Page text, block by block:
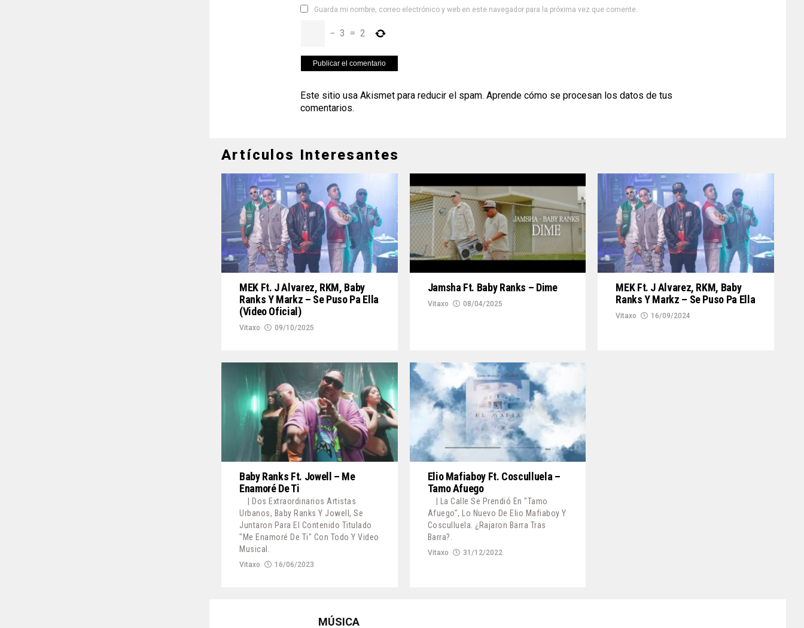
Guarda mi nombre, correo electrónico y web en este navegador para la próxima vez que comente.
− 3 = 2
Este sitio usa Akismet para reducir el spam. Aprende cómo se procesan los datos de tus
comentarios.
Artículos Interesantes
MEK Ft. J Alvarez, RKM, Baby
Ranks Y Markz – Se Puso Pa Ella
(Video Oficial)
Vitaxo 09/10/2025
Jamsha Ft. Baby Ranks – Dime
Vitaxo 08/04/2025
MEK Ft. J Alvarez, RKM, Baby
Ranks Y Markz – Se Puso Pa Ella
Vitaxo 16/09/2024
Baby Ranks Ft. Jowell – Me
Enamoré De Ti
| Dos Extraordinarios Artistas
Urbanos, Baby Ranks Y Jowell, Se
Juntaron Para El Contenido Titulado
"Me Enamoré De Ti" Con Todo Y Video
Musical.
Vitaxo 16/06/2023
Elio Mafiaboy Ft. Cosculluela –
Tamo Afuego
| La Calle Se Prendió En "Tamo
Afuego", Lo Nuevo De Elio Mafiaboy Y
Cosculluela. ¿Rajaron Barra Tras
Barra?.
Vitaxo 31/12/2022
MÚSICA